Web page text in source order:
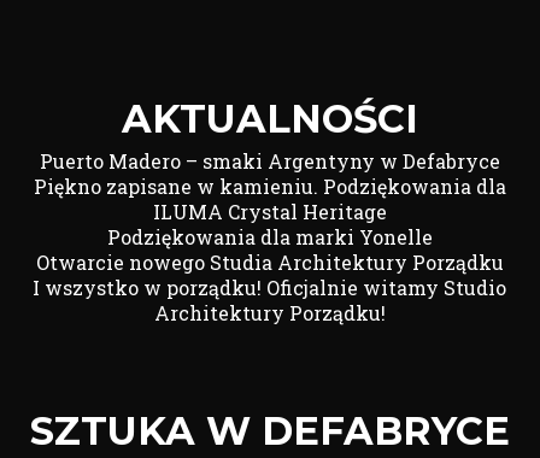
AKTUALNOŚCI
Puerto Madero – smaki Argentyny w Defabryce
Piękno zapisane w kamieniu. Podziękowania dla
ILUMA Crystal Heritage
Podziękowania dla marki Yonelle
Otwarcie nowego Studia Architektury Porządku
I wszystko w porządku! Oficjalnie witamy Studio
Architektury Porządku!
SZTUKA W DEFABRYCE